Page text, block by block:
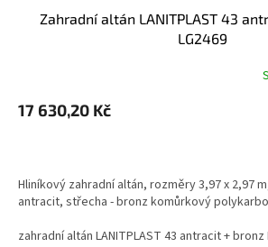
zahradní altán LANITPLAST 43 antracit + bronz PC
LG2469
17 630,20 Kč
Hliníkový zahradní altán, rozměry 3,97 x 2,97
antracit, střecha - bronz komůrkový
zahradní altán LANITPLAST 43 antracit + bronz